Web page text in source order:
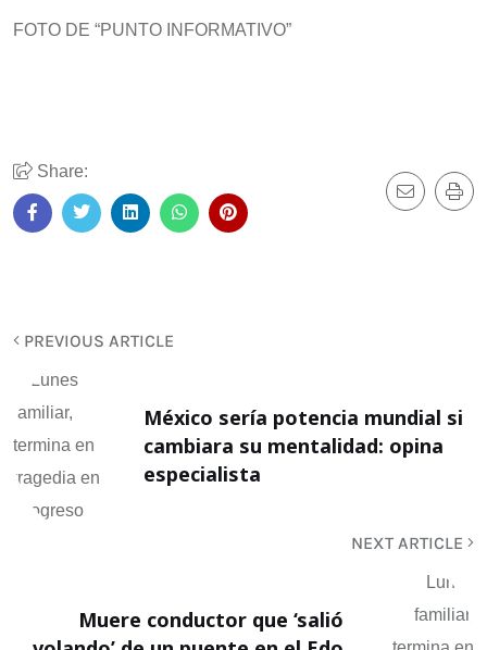
FOTO DE “PUNTO INFORMATIVO”
Share:
PREVIOUS ARTICLE
México sería potencia mundial si
cambiara su mentalidad: opina
especialista
NEXT ARTICLE
Muere conductor que ‘salió